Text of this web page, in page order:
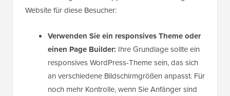
Website für diese Besucher:
Verwenden Sie ein responsives Theme oder
einen Page Builder: Ihre Grundlage sollte ein
responsives WordPress-Theme sein, das sich
an verschiedene Bildschirmgrößen anpasst. Für
noch mehr Kontrolle, wenn Sie Anfänger sind